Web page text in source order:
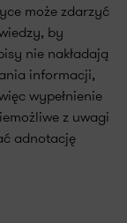
może zdarzyć
by
nie nakładają
informacji,
wypełnienie
z uwagi
adnotację